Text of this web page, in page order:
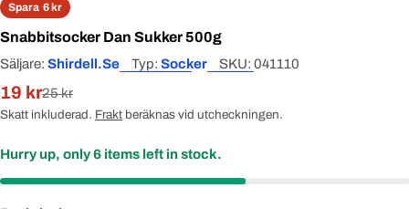
Spara 6 kr
Snabbitsocker Dan Sukker 500g
Säljare: Shirdell.se Typ: Socker SKU: 041110
Rabatterat
pris
19 kr
Normal
pris
25 kr
Skatt inkluderad. Frakt beräknas vid utcheckningen.
Hurry up, only6 items left in stock.